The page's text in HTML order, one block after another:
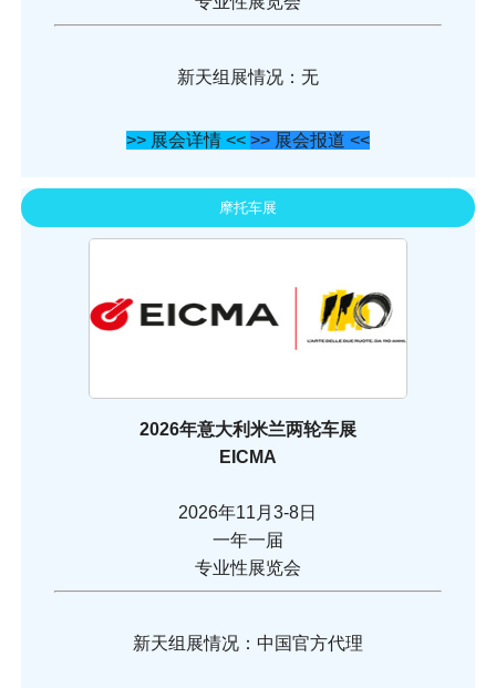
新天组展情况：无
>> 展会详情 << >> 展会报道 <<
摩托车展
2026年意大利米兰两轮车展
EICMA
2026年11月3-8日
一年一届
专业性展览会
新天组展情况：中国官方代理